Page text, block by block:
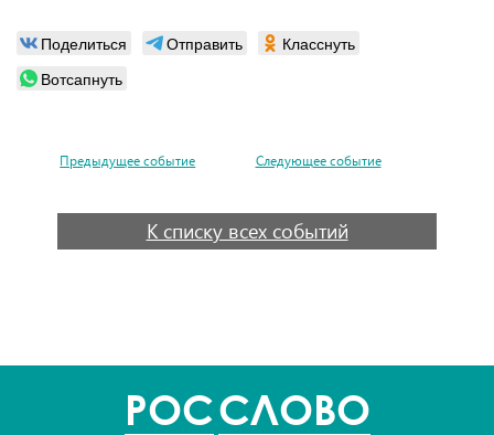
Поделиться Отправить
Класснуть
Вотсапнуть
Предыдущее событие Следующее событие
К списку всех событий
POCСЛОВО